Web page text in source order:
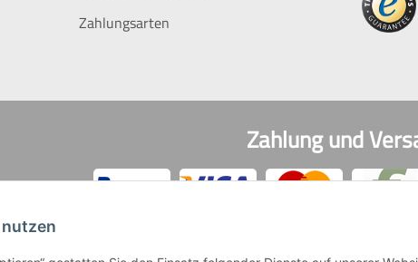
Zahlungsarten
Zahlung und